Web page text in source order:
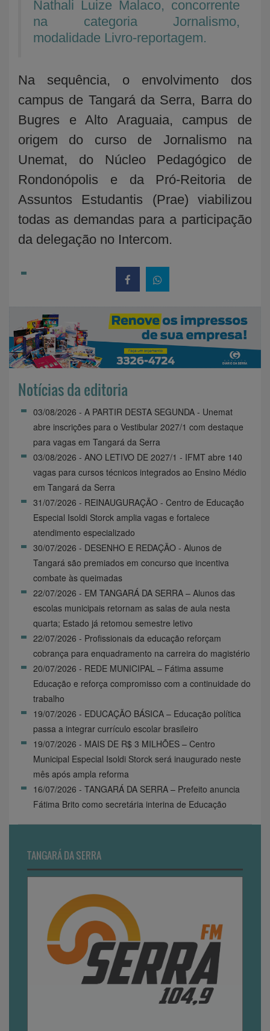
Nathali Luize Malaco, concorrente
na categoria Jornalismo,
modalidade Livro-reportagem.
Na sequência, o envolvimento dos
campus de Tangará da Serra, Barra do
Bugres e Alto Araguaia, campus de
origem do curso de Jornalismo na
Unemat, do Núcleo Pedagógico de
Rondonópolis e da Pró-Reitoria de
Assuntos Estudantis (Prae) viabilizou
todas as demandas para a participação
da delegação no Intercom.
Notícias da editoria
03/08/2026 - A PARTIR DESTA SEGUNDA - Unemat
abre inscrições para o Vestibular 2027/1 com destaque
para vagas em Tangará da Serra
03/08/2026 - ANO LETIVO DE 2027/1 - IFMT abre 140
vagas para cursos técnicos integrados ao Ensino Médio
em Tangará da Serra
31/07/2026 - REINAUGURAÇÃO - Centro de Educação
Especial Isoldi Storck amplia vagas e fortalece
atendimento especializado
30/07/2026 - DESENHO E REDAÇÃO - Alunos de
Tangará são premiados em concurso que incentiva
combate às queimadas
22/07/2026 - EM TANGARÁ DA SERRA – Alunos das
escolas municipais retornam as salas de aula nesta
quarta; Estado já retomou semestre letivo
22/07/2026 - Profissionais da educação reforçam
cobrança para enquadramento na carreira do magistério
20/07/2026 - REDE MUNICIPAL – Fátima assume
Educação e reforça compromisso com a continuidade do
trabalho
19/07/2026 - EDUCAÇÃO BÁSICA – Educação política
passa a integrar currículo escolar brasileiro
19/07/2026 - MAIS DE R$ 3 MILHÕES – Centro
Municipal Especial Isoldi Storck será inaugurado neste
mês após ampla reforma
16/07/2026 - TANGARÁ DA SERRA – Prefeito anuncia
Fátima Brito como secretária interina de Educação
TANGARÁ DA SERRA